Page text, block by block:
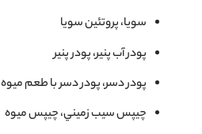
سويا، پروتئين سويا
پودر آب پنير، پودر پنير
پودر دسر، پودر دسر با طعم ميوه
چيپس سيب زميني، چيپس ميوه